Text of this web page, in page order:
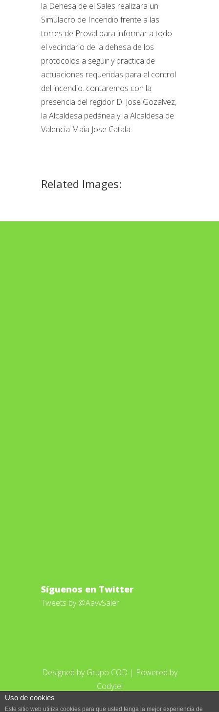
la Dehesa de el Sales realizara un
Simulacro de Incendio frente a las
torres de Proval para informar a todo
el vecindario de la dehesa de los
protocolos a seguir y practica de
actuaciones requeridas para el control
del incendio. contaremos con la
presencia del regidor D. Jose Gozalvez,
la Alcaldesa pedánea y la Alcaldesa de
Valencia Maia Jose Catala.
Related Images:
Síguenos en Twitter
Tweets by @AavvSaler
Designed byGrupo COD | Powered by
Codytel
Uso de cookies
Este sitio web utiliza cookies para que usted tenga la mejor experiencia de